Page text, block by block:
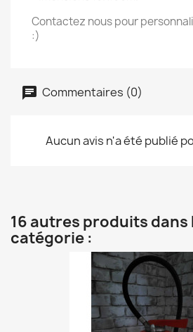
Contactez nous pour
:)
Commentaires (0)
Aucun avis n'a été publié
16 autres produits dans
catégorie :